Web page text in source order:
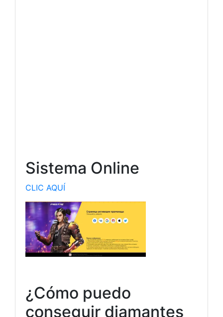
Sistema Online
CLIC AQUÍ
¿Cómo puedo
conseguir diamantes